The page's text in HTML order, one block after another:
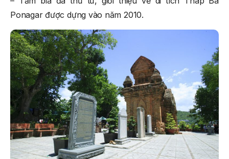
Ponagar được dựng vào năm 2010.